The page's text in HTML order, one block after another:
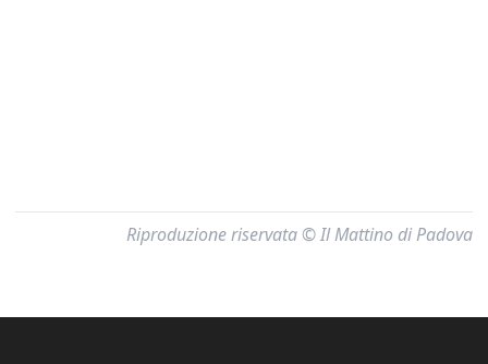
Riproduzione riservata © Il Mattino di Padova